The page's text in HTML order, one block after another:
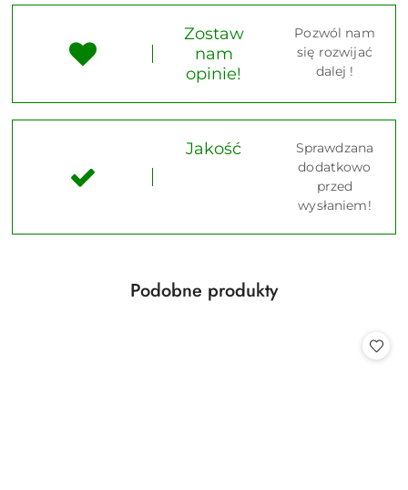
Zostaw
nam
opinie!
Pozwól nam
się rozwijać
dalej !
Jakość
Sprawdzana
dodatkowo
przed
wysłaniem!
Pomiń karuzelę produktów
Produkty
Podobne produkty